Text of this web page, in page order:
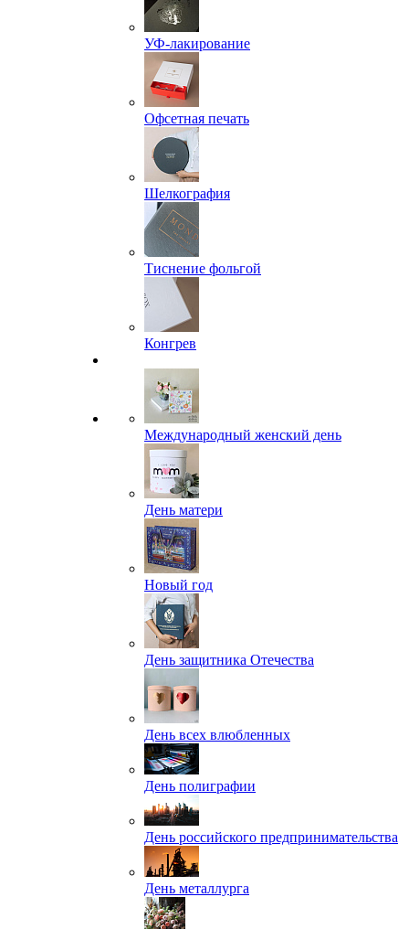
УФ-лакирование
Офсетная печать
Шелкография
Тиснение фольгой
Конгрев
Международный женский день
День матери
Новый год
День защитника Отечества
День всех влюбленных
День полиграфии
День российского предпринимательства
День металлурга